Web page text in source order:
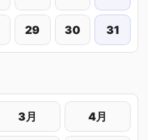
29 30 31
3月 4月